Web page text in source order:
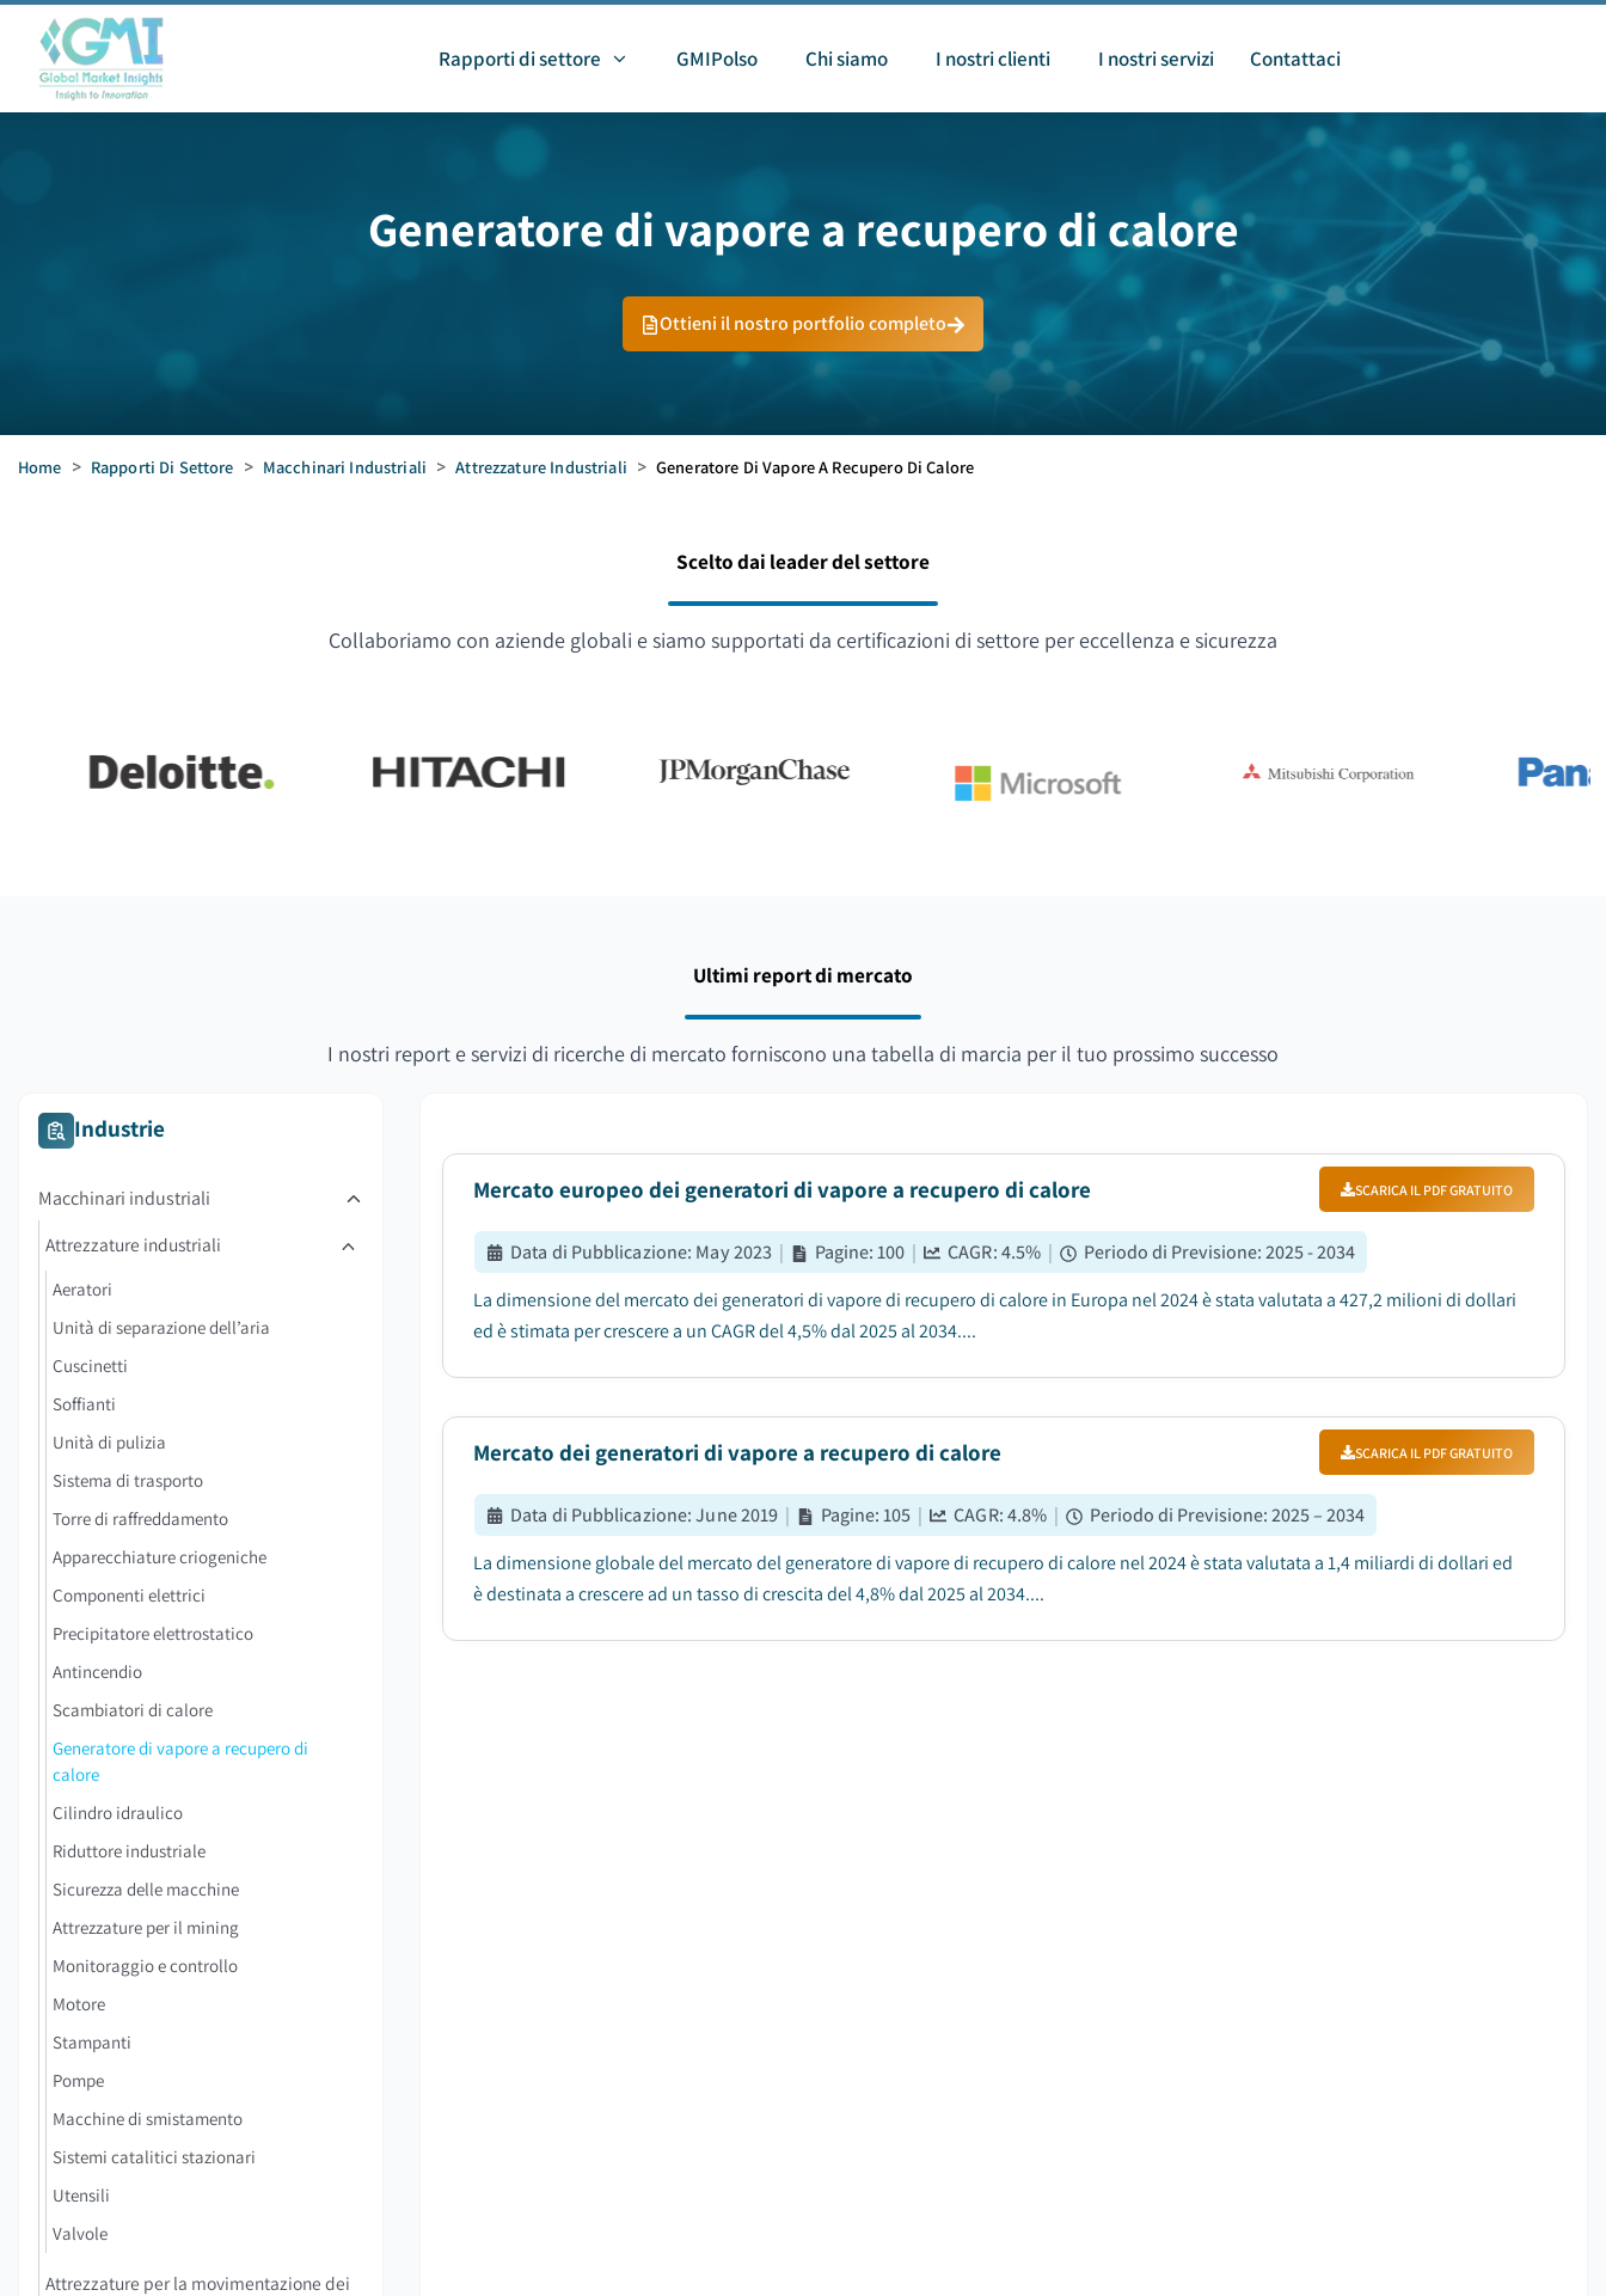
Rapporti di settore GMIPolso Chi siamo I nostri clienti I nostri servizi Contattaci
Generatore di vapore a recupero di calore
Ottieni il nostro portfolio completo
Home > Rapporti Di Settore > Macchinari Industriali > Attrezzature Industriali > Generatore Di Vapore A Recupero Di Calore
Scelto dai leader del settore
Collaboriamo con aziende globali e siamo supportati da certificazioni di settore per eccellenza e sicurezza
Ultimi report di mercato
I nostri report e servizi di ricerche di mercato forniscono una tabella di marcia per il tuo prossimo successo
Industrie
Macchinari industriali
Attrezzature industriali
Aeratori
Unità di separazione dell’aria
Cuscinetti
Soffianti
Unità di pulizia
Sistema di trasporto
Torre di raffreddamento
Apparecchiature criogeniche
Componenti elettrici
Precipitatore elettrostatico
Antincendio
Scambiatori di calore
Generatore di vapore a recupero di
calore
Cilindro idraulico
Riduttore industriale
Sicurezza delle macchine
Attrezzature per il mining
Monitoraggio e controllo
Motore
Stampanti
Pompe
Macchine di smistamento
Sistemi catalitici stazionari
Utensili
Valvole
Attrezzature per la movimentazione dei
Mercato europeo dei generatori di vapore a recupero di calore SCARICA IL PDF GRATUITO
Data di Pubblicazione: May 2023 | Pagine:100 | CAGR:4.5% | Periodo di Previsione:2025 - 2034
La dimensione del mercato dei generatori di vapore di recupero di calore in Europa nel 2024 è stata valutata a 427,2 milioni di dollari
ed è stimata per crescere a un CAGR del 4,5% dal 2025 al 2034....
Mercato dei generatori di vapore a recupero di calore SCARICA IL PDF GRATUITO
Data di Pubblicazione:June 2019 | Pagine:105 | CAGR:4.8% | Periodo di Previsione:2025 – 2034
La dimensione globale del mercato del generatore di vapore di recupero di calore nel 2024 è stata valutata a 1,4 miliardi di dollari ed
è destinata a crescere ad un tasso di crescita del 4,8% dal 2025 al 2034....